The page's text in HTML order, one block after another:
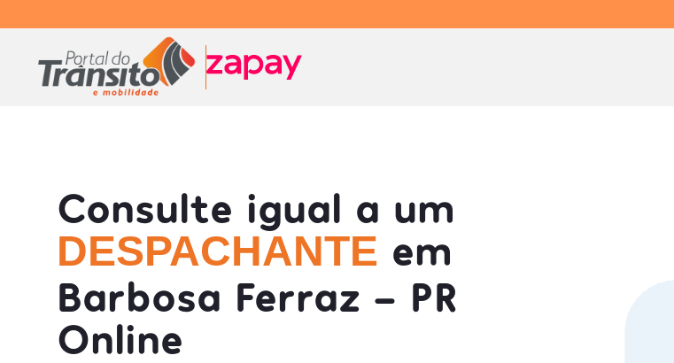
Consulte igual a um
DESPACHANTE em
Barbosa Ferraz - PR
Online